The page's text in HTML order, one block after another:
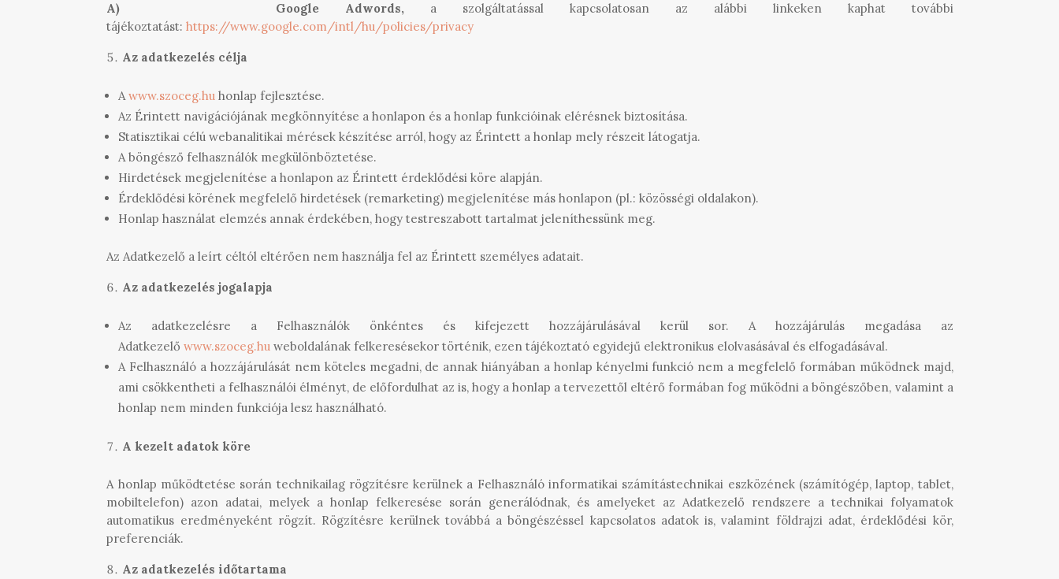
A) Google Adwords, a szolgáltatással kapcsolatosan az alábbi linkeken kaphat további
tájékoztatást:https://www.google.com/intl/hu/policies/privacy
Az adatkezelés célja
Awww.szoceg.hu honlap fejlesztése.
Az Érintett navigációjának megkönnyítése a honlapon és a honlap funkcióinak elérésnek biztosítása.
Statisztikai célú webanalitikai mérések készítése arról, hogy az Érintett a honlap mely részeit látogatja.
A böngésző felhasználók megkülönböztetése.
Hirdetések megjelenítése a honlapon az Érintett érdeklődési köre alapján.
Érdeklődési körének megfelelő hirdetések (remarketing) megjelenítése más honlapon (pl.: közösségi oldalakon).
Honlap használat elemzés annak érdekében, hogy testreszabott tartalmat jeleníthessünk meg.
Az Adatkezelő a leírt céltól eltérően nem használja fel az Érintett személyes adatait.
Az adatkezelés jogalapja
Az adatkezelésre a Felhasználók önkéntes és kifejezett hozzájárulásával kerül sor. A hozzájárulás megadása az
Adatkezelőwww.szoceg.hu weboldalának felkeresésekor történik, ezen tájékoztató egyidejű elektronikus elolvasásával és elfogadásával.
A Felhasználó a hozzájárulását nem köteles megadni, de annak hiányában a honlap kényelmi funkció nem a megfelelő formában működnek majd,
ami csökkentheti a felhasználói élményt, de előfordulhat az is, hogy a honlap a tervezettől eltérő formában fog működni a böngészőben, valamint a
honlap nem minden funkciója lesz használható.
A kezelt adatok köre
A honlap működtetése során technikailag rögzítésre kerülnek a Felhasználó informatikai számítástechnikai eszközének (számítógép, laptop, tablet,
mobiltelefon) azon adatai, melyek a honlap felkeresése során generálódnak, és amelyeket az Adatkezelő rendszere a technikai folyamatok
automatikus eredményeként rögzít. Rögzítésre kerülnek továbbá a böngészéssel kapcsolatos adatok is, valamint földrajzi adat, érdeklődési kör,
preferenciák.
Az adatkezelés időtartama